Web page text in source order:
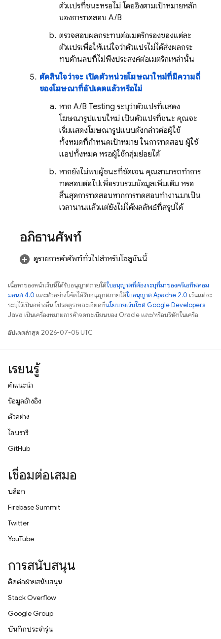
ตัวแปรที่ชนะหรือไม่ โดยอิงตามเป้าหมายหลัก
ของการทดสอบ A/B
ตรวจสอบผลกระทบต่อเมตริกรองของแต่ละ
ตัวแปรเพื่อให้แน่ใจว่าตัวแปรไม่ได้ส่งผลกระ
ทบด้านลบที่ไม่พึงประสงค์ต่อเมตริกเหล่านั้น
ตัดสินใจว่าจะ เปิดตัวหน่วยโฆษณาใหม่ที่มีความถี่
ของโฆษณาที่อัปเดตแล้วหรือไม่
หาก A/B Testing ระบุว่าตัวแปรที่แสดง
โฆษณารูปแบบใหม่ เป็นตัวแปรที่ชนะ คุณจะ
เริ่มแสดงโฆษณารูปแบบดังกล่าวต่อผู้ใช้
ทั้งหมดที่กำหนดเป้าหมาย ในการทดสอบ ผู้ใช้
แอปทั้งหมด หรือผู้ใช้กลุ่มย่อยได้
หากยังไม่พบผู้ชนะที่ชัดเจน คุณสามารถทำการ
ทดสอบต่อไปเพื่อรวบรวมข้อมูลเพิ่มเติม หรือ
สิ้นสุดการทดสอบหากการทดสอบทำงานมาเป็น
เวลานานแล้วแต่ยังไม่ได้ผลลัพธ์ที่สรุปได้
อภิธานศัพท์
ดูรายการคำศัพท์ทั่วไปสำหรับโซลูชันนี้
เนื้อหาของหน้าเว็บนี้ได้รับอนุญาตภายใต้ใบอนุญาตที่ต้องระบุที่มาของครีเอทีฟคอม
มอนส์ 4.0 และตัวอย่างโค้ดได้รับอนุญาตภายใต้ใบอนุญาต Apache 2.0 เว้นแต่จะ
ระบุไว้เป็นอย่างอื่น โปรดดูรายละเอียดที่นโยบายเว็บไซต์ Google Developers
Java เป็นเครื่องหมายการค้าจดทะเบียนของ Oracle และ/หรือบริษัทในเครือ
อัปเดตล่าสุด 2026-07-05 UTC
เรียนรู้
คำแนะนำ
ข้อมูลอ้างอิง
ตัวอย่าง
ไลบรารี
GitHub
เชื่อมต่อเสมอ
บล็อก
Firebase Summit
Twitter
YouTube
การสนับสนุน
ติดต่อฝ่ายสนับสนุน
Stack Overflow
Google Group
บันทึกประจำรุ่น